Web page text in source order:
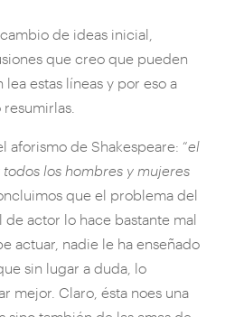
de ideas inicial,
que creo que pueden
estas líneas y por eso a
aforismo de Shakespeare: “el
los hombres y mujeres
que el problema del
actor lo hace bastante mal
actuar, nadie le ha enseñado
sin lugar a duda, lo
mejor. Claro, ésta noes una